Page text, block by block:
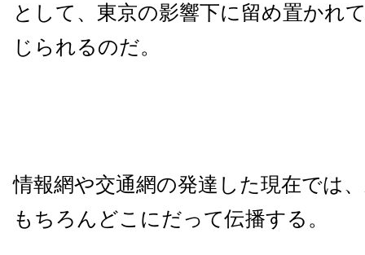
として、東京の影響下に留め置かれ
じられるのだ。
情報網や交通網の発達した現在では
もちろんどこにだって伝播する。